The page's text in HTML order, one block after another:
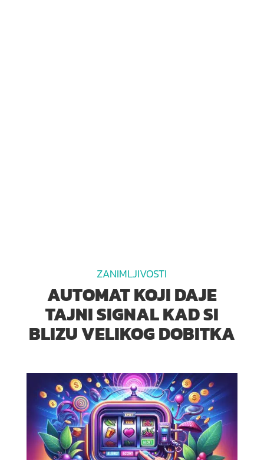
ZANIMLJIVOSTI
AUTOMAT KOJI DAJE
TAJNI SIGNAL KAD SI
BLIZU VELIKOG DOBITKA